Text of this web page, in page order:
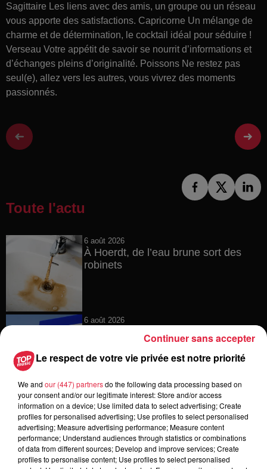
Sagittaire Les liens avec des amis, un groupe ou un réseau
vous apporte des satisfactions. Capricorne Un mélange de
charme et de détermination, le cocktail idéal pour séduire !
Verseau Votre appétit de savoir se nourrit d’informations et
d’échanges pleins d’originalité. Poissons Ne restez pas
seul(e), allez vers les autres, vous vivrez des moments
passionnés.
Toute l'actu
6 août 2026
À Hoerdt, de l’eau brune sort des
robinets
6 août 2026
Catherine Trautmann réagit
6 août 2026
Au zoo de Mulhouse : rencontre
avec les flamants rouges
Le respect de votre vie privée est notre priorité
We and our (447) partnersdo the following data processing based on
your consent and/or our legitimate interest: Store and/or access
information on a device; Use limited data to select advertising; Create
profiles for personalised advertising; Use profiles to select personalised
advertising; Measure advertising performance; Measure content
performance; Understand audiences through statistics or combinations
of data from different sources; Develop and improve services; Create
profiles to personalise content; Use profiles to select personalised
Continuer sans accepter